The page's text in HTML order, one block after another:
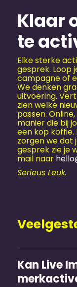
Klaar
te
Elke sterke
gesprek. Loop
campagne of
We denken
uitvoering.
zien welke
passen.
manier die bij
een kop koffie.
zorgen we dat
gesprek zie je
mail naar
Serieus Leuk.
Kan Live